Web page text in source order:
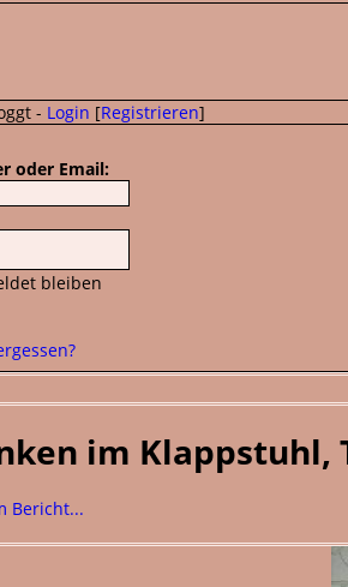
- Login [Registrieren]
oder Email:
bleiben
im Klappstuhl,
Bericht...